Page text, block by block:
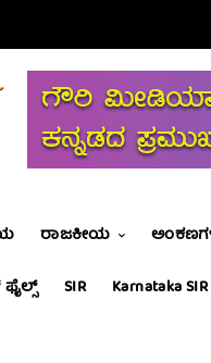
ರಾಜಕೀಯ
SIR Karnataka SIR